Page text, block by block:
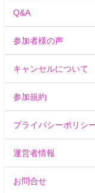
Q&A
参加者様の声
キャンセルについて
参加規約
プライバシーポリシ
運営者情報
お問合せ